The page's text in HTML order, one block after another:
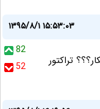
۱۳۹۵/۸/۱ ۱۵:۵۳:۰۳
82
52
تراکتور